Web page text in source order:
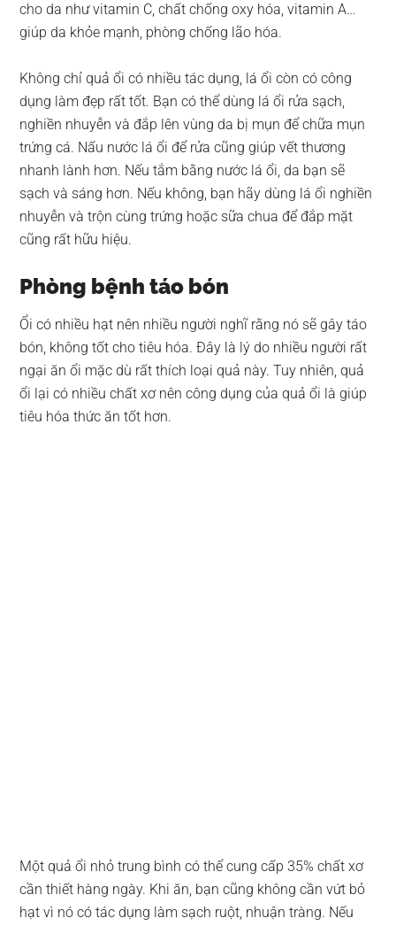
cho da như vitamin C, chất chống oxy hóa, vitamin A…
giúp da khỏe mạnh, phòng chống lão hóa.
Không chỉ quả ổi có nhiều tác dụng, lá ổi còn có công
dụng làm đẹp rất tốt. Bạn có thể dùng lá ổi rửa sạch,
nghiền nhuyễn và đắp lên vùng da bị mụn để chữa mụn
trứng cá. Nấu nước lá ổi để rửa cũng giúp vết thương
nhanh lành hơn. Nếu tắm bằng nước lá ổi, da bạn sẽ
sạch và sáng hơn. Nếu không, bạn hãy dùng lá ổi nghiền
nhuyễn và trộn cùng trứng hoặc sữa chua để đắp mặt
cũng rất hữu hiệu.
Phòng bệnh táo bón
Ổi có nhiều hạt nên nhiều người nghĩ rằng nó sẽ gây táo
bón, không tốt cho tiêu hóa. Đây là lý do nhiều người rất
ngại ăn ổi mặc dù rất thích loại quả này. Tuy nhiên, quả
ổi lại có nhiều chất xơ nên công dụng của quả ổi là giúp
tiêu hóa thức ăn tốt hơn.
Một quả ổi nhỏ trung bình có thể cung cấp 35% chất xơ
cần thiết hàng ngày. Khi ăn, bạn cũng không cần vứt bỏ
hạt vì nó có tác dụng làm sạch ruột, nhuận tràng. Nếu